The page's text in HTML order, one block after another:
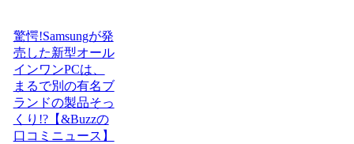
驚愕!Samsungが発
売した新型オール
インワンPCは、
まるで別の有名ブ
ランドの製品そっ
くり!?【&Buzzの
口コミニュース】